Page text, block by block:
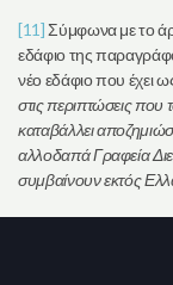
[11]Σύμφωνα με το
εδάφιο της
νέο εδάφιο που έχει
στις περιπτώσεις
καταβάλλει
αλλοδαπά Γραφεία
συμβαίνουν εκτός